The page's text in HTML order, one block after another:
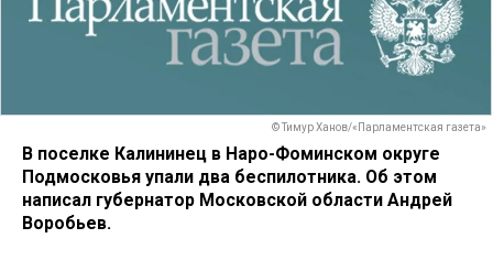
© Тимур Ханов/«Парламентская газета»
В поселке Калининец в Наро-Фоминском округе
Подмосковья упали два беспилотника. Об этом
написал губернатор Московской области Андрей
Воробьев.